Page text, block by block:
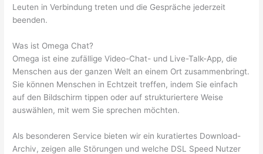
Leuten in Verbindung treten und die Gespräche jederzeit
beenden.
Was ist Omega Chat?
Omega ist eine zufällige Video-Chat- und Live-Talk-App, die
Menschen aus der ganzen Welt an einem Ort zusammenbringt.
Sie können Menschen in Echtzeit treffen, indem Sie einfach
auf den Bildschirm tippen oder auf strukturiertere Weise
auswählen, mit wem Sie sprechen möchten.
Als besonderen Service bieten wir ein kuratiertes Download-
Archiv, zeigen alle Störungen und welche DSL Speed Nutzer